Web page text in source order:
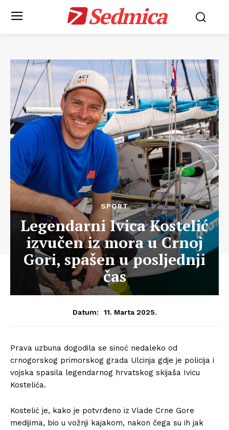
Sedmica
SPORT
Legendarni Ivica Kostelić
izvučen iz mora u Crnoj
Gori, spašen u posljednji
čas
Datum: 11. Marta 2025.
Prava uzbuna dogodila se sinoć nedaleko od
crnogorskog primorskog grada Ulcinja gdje je policija i
vojska spasila legendarnog hrvatskog skijaša Ivicu
Kostelića.
Kostelić je, kako je potvrđeno iz Vlade Crne Gore
medijima, bio u vožnji kajakom, nakon čega su ih jak